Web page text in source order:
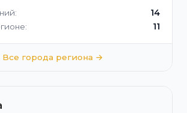
14
11
Все города региона →